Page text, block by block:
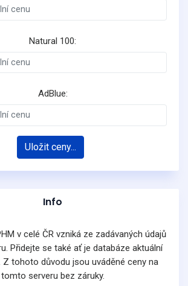
Natural 100:
AdBlue:
Uložit ceny...
Info
v celé ČR vzniká ze zadávaných údajů
Přidejte se také ať je databáze aktuální
Z tohoto důvodu jsou uváděné ceny na
tomto serveru bez záruky.